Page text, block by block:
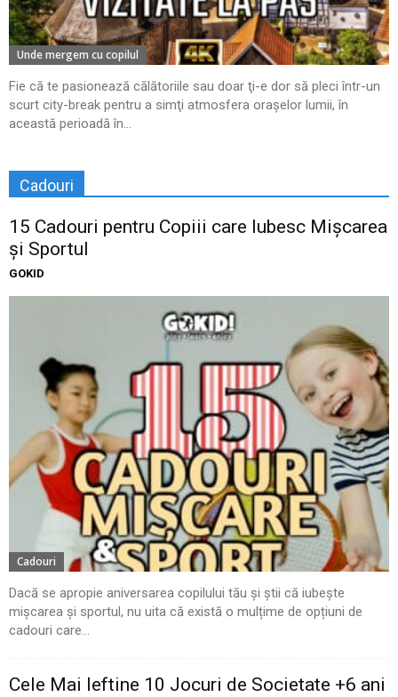
Unde mergem cu copilul
Fie că te pasionează călătoriile sau doar ţi-e dor să pleci într-un
scurt city-break pentru a simţi atmosfera oraşelor lumii, în
această perioadă în...
Cadouri
15 Cadouri pentru Copiii care Iubesc Mișcarea
și Sportul
GOKID
Cadouri
Dacă se apropie aniversarea copilului tău și știi că iubește
mișcarea și sportul, nu uita că există o mulțime de opțiuni de
cadouri care...
Cele Mai Ieftine 10 Jocuri de Societate +6 ani